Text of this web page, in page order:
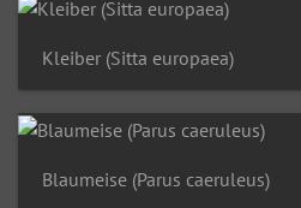
Kleiber (Sitta europaea)
Blaumeise (Parus caeruleus)